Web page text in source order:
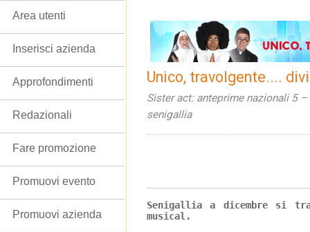
Unico, travolgente....
Sister act: anteprime nazionali 5
senigallia
Senigallia a dicembre si
musical.
Area utenti
Inserisci azienda
Approfondimenti
Redazionali
Fare promozione
Promuovi evento
Promuovi azienda